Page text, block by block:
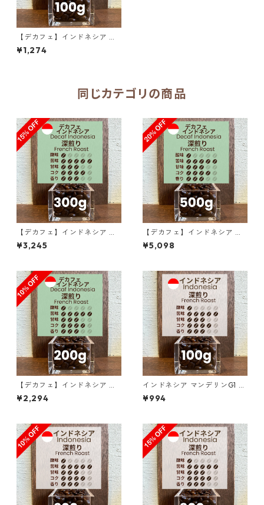
【デカフェ】インドネシア マ
ンデリンG1 リントン ラトゥ 1
00g
¥1,274
同じカテゴリの商品
【デカフェ】インドネシア マ
ンデリンG1 リントン ラトゥ 3
00g（100g単価の15％OFF）
¥3,245
【デカフェ】インドネシア マ
ンデリンG1 リントン ラトゥ 5
00g（100g単価の20％OF
¥5,098
【デカフェ】インドネシア マ
ンデリンG1 リントン ラトゥ 2
00g（100g単価の10％OF
¥2,294
インドネシア マンデリンG1 リ
ントン ラトゥ ダブルピック 1
00g
¥994